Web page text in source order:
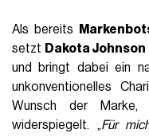
Als bereits
setzt Dakota Johnson
und bringt dabei ein
unkonventionelles
Wunsch der Marke,
widerspiegelt. „Für